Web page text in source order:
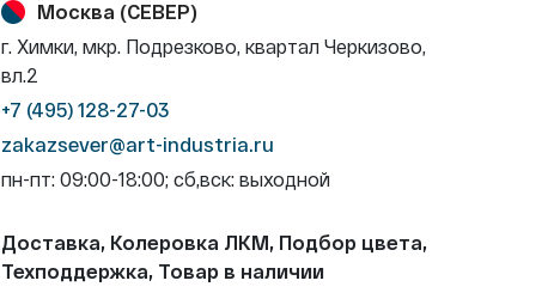
Москва (СЕВЕР)
г. Химки, мкр. Подрезково, квартал Черкизово,
вл.2
+7 (495) 128-27-03
zakazsever@art-industria.ru
пн-пт: 09:00-18:00; сб,вск: выходной
Доставка, Колеровка ЛКМ, Подбор цвета,
Техподдержка, Товар в наличии